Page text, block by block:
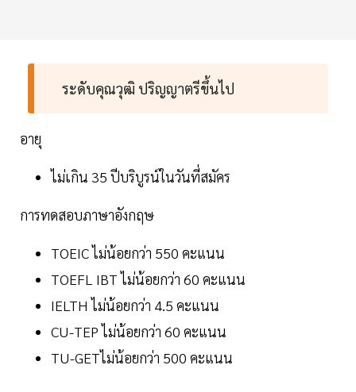
ระดับคุณวุฒิ ปริญญาตรีขึ้นไป
อายุ
ไม่เกิน 35 ปีบริบูรน์ในวันที่สมัคร
การทดสอบภาษาอังกฤษ
TOEIC ไม่น้อยกว่า 550 คะแนน
TOEFL IBT ไม่น้อยกว่า 60 คะแนน
IELTH ไม่น้อยกว่า 4.5 คะแนน
CU-TEP ไม่น้อยกว่า 60 คะแนน
TU-GETไม่น้อยกว่า 500 คะแนน